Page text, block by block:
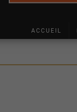
ACCUEIL